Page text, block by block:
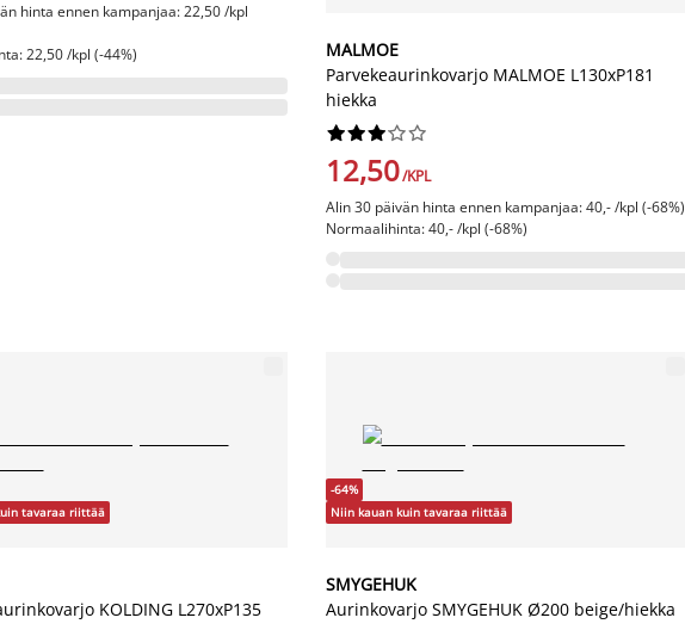
hinta ennen kampanjaa: 22,50 /kpl
22,50 /kpl (-44%)
MALMOE
Parvekeaurinkovarjo MALMOE L130xP181
hiekka






12,50/KPL
Alin 30 päivän hinta ennen kampanjaa: 40,- /kpl (-68%)
Normaalihinta: 40,- /kpl (-68%)
tavaraa riittää
KOLDING L270xP135
-64%
Niin kauan kuin tavaraa riittää
SMYGEHUK
Aurinkovarjo SMYGEHUK Ø200 beige/hiekka